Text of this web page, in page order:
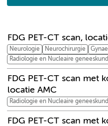
FDG PET-CT scan,
Neurologie Neurochirurgie
Radiologie en Nucleaire
FDG PET-CT scan met
locatie AMC
Radiologie en Nucleaire
FDG PET-CT scan met